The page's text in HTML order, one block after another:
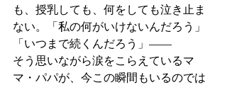
も、授乳しても、何をしても泣き止ま
ない。「私の何がいけないんだろう」
「いつまで続くんだろう」——
そう思いながら涙をこらえているマ
マ・パパが、今この瞬間もいるのでは